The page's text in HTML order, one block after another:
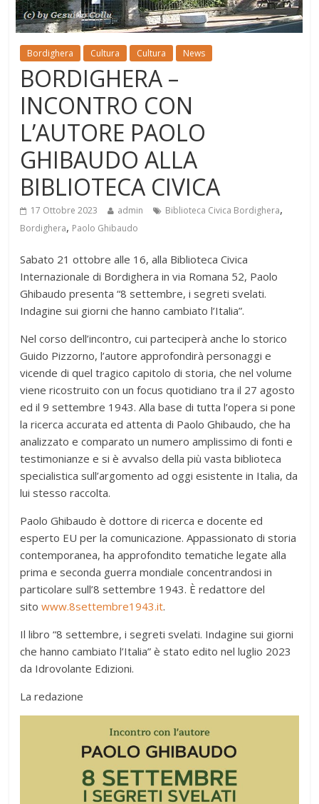
Bordighera Cultura Cultura News
BORDIGHERA –
INCONTRO CON
L’AUTORE PAOLO
GHIBAUDO ALLA
BIBLIOTECA CIVICA
17 Ottobre 2023 admin Biblioteca Civica Bordighera,
Bordighera, Paolo Ghibaudo
Sabato 21 ottobre alle 16, alla Biblioteca Civica
Internazionale di Bordighera in via Romana 52, Paolo
Ghibaudo presenta “8 settembre, i segreti svelati.
Indagine sui giorni che hanno cambiato l’Italia”.
Nel corso dell’incontro, cui parteciperà anche lo storico
Guido Pizzorno, l’autore approfondirà personaggi e
vicende di quel tragico capitolo di storia, che nel volume
viene ricostruito con un focus quotidiano tra il 27 agosto
ed il 9 settembre 1943. Alla base di tutta l’opera si pone
la ricerca accurata ed attenta di Paolo Ghibaudo, che ha
analizzato e comparato un numero amplissimo di fonti e
testimonianze e si è avvalso della più vasta biblioteca
specialistica sull’argomento ad oggi esistente in Italia, da
lui stesso raccolta.
Paolo Ghibaudo è dottore di ricerca e docente ed
esperto EU per la comunicazione. Appassionato di storia
contemporanea, ha approfondito tematiche legate alla
prima e seconda guerra mondiale concentrandosi in
particolare sull’8 settembre 1943. È redattore del
sitowww.8settembre1943.it.
Il libro “8 settembre, i segreti svelati. Indagine sui giorni
che hanno cambiato l’Italia” è stato edito nel luglio 2023
da Idrovolante Edizioni.
La redazione